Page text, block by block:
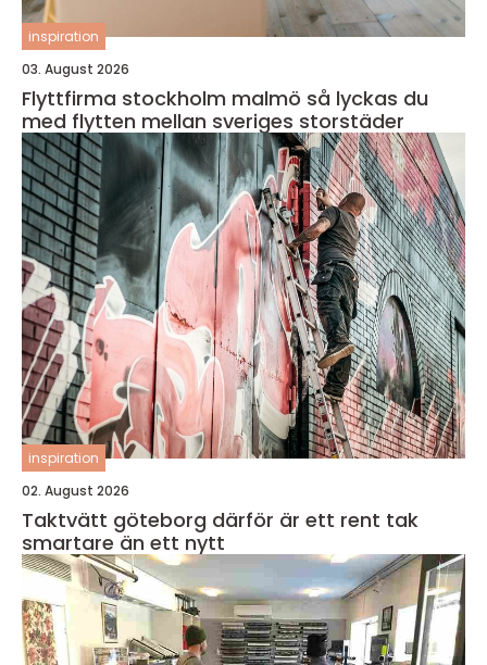
inspiration
03. August 2026
Flyttfirma stockholm malmö så lyckas du
med flytten mellan sveriges storstäder
inspiration
02. August 2026
Taktvätt göteborg därför är ett rent tak
smartare än ett nytt